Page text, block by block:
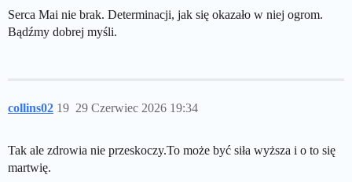
Serca Mai nie brak. Determinacji, jak się okazało w niej ogrom.
Bądźmy dobrej myśli.
collins02 29 Czerwiec 2026 19:34
19
Tak ale zdrowia nie przeskoczy.To może być siła wyższa i o to się
martwię.